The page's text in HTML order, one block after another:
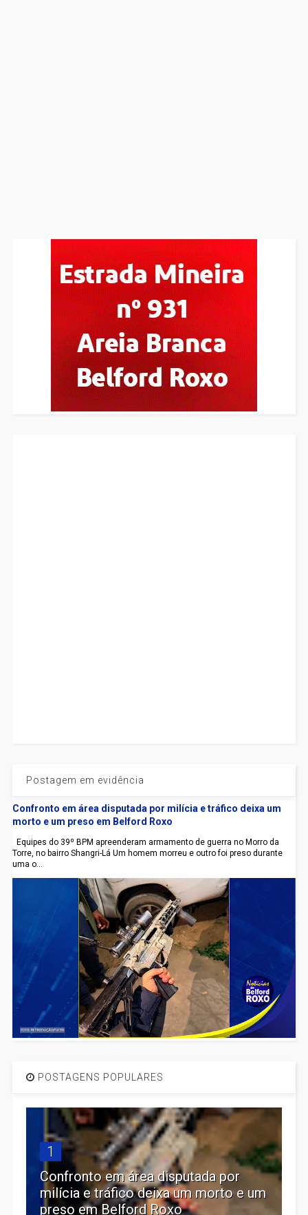
Postagem em evidência
Confronto em área disputada por milícia e tráfico deixa um
morto e um preso em Belford Roxo
Equipes do 39º BPM apreenderam armamento de guerra no Morro da
Torre, no bairro Shangri-Lá Um homem morreu e outro foi preso durante
uma o...
POSTAGENS POPULARES
1
Confronto em área disputada por
milícia e tráfico deixa um morto e um
preso em Belford Roxo